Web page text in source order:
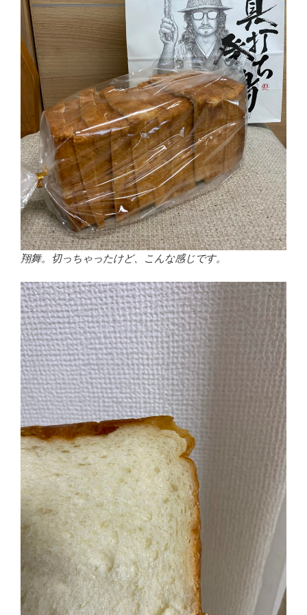
翔舞。切っちゃったけど、こんな感じです。